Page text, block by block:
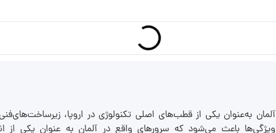
آلمان به‌عنوان یکی از قطب‌های اصلی تکنولوژی در اروپا،
ویژگی‌ها باعث می‌شود که سرورهای واقع در آلمان به عنوان یکی از